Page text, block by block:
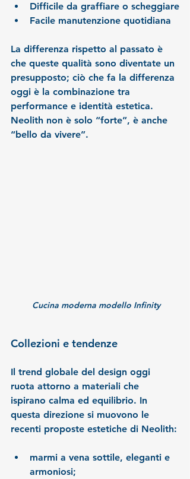
Difficile da graffiare o scheggiare
Facile manutenzione quotidiana
La differenza rispetto al passato è
che queste qualità sono diventate un
presupposto; ciò che fa la differenza
oggi è la combinazione tra
performance e identità estetica.
Neolith non è solo “forte”, è anche
“bello da vivere”.
Cucina moderna modello Infinity
Collezioni e tendenze
Il trend globale del design oggi
ruota attorno a materiali che
ispirano calma ed equilibrio. In
questa direzione si muovono le
recenti proposte estetiche di Neolith:
marmi a vena sottile, eleganti e
armoniosi;